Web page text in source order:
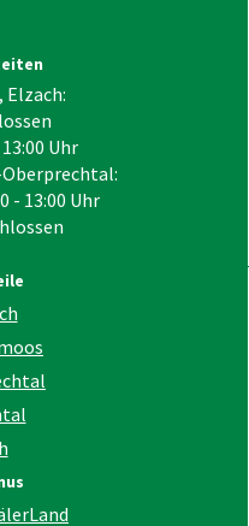
Elzach:
Uhr
- 13:00 Uhr